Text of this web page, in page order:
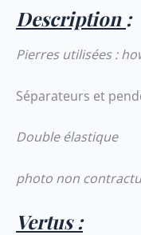
Description:
Pierres utilisées :
Séparateurs et
Double élastique
photo non
Vertus :